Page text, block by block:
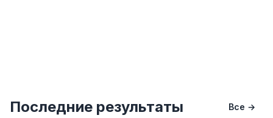
Последние результаты Все →